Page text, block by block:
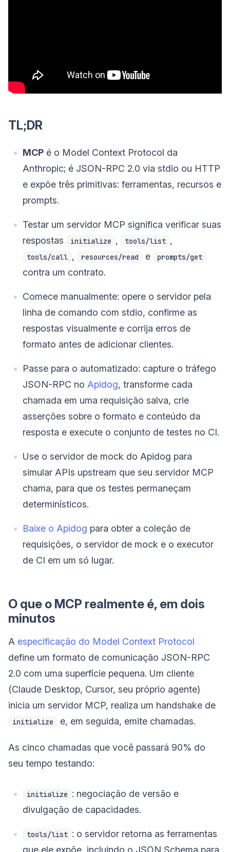
TL;DR
MCP é o Model Context Protocol da
Anthropic; é JSON-RPC 2.0 via stdio ou HTTP
e expõe três primitivas: ferramentas, recursos e
prompts.
Testar um servidor MCP significa verificar suas
respostas
initialize , tools/list ,
tools/call , resources/read e prompts/get
contra um contrato.
Comece manualmente: opere o servidor pela
linha de comando com stdio, confirme as
respostas visualmente e corrija erros de
formato antes de adicionar clientes.
Passe para o automatizado: capture o tráfego
JSON-RPC no Apidog, transforme cada
chamada em uma requisição salva, crie
asserções sobre o formato e conteúdo da
resposta e execute o conjunto de testes no CI.
Use o servidor de mock do Apidog para
simular APIs upstream que seu servidor MCP
chama, para que os testes permaneçam
determinísticos.
Baixe o Apidog para obter a coleção de
requisições, o servidor de mock e o executor
de CI em um só lugar.
O que o MCP realmente é, em dois
minutos
A especificação do Model Context Protocol
define um formato de comunicação JSON-RPC
2.0 com uma superfície pequena. Um cliente
(Claude Desktop, Cursor, seu próprio agente)
inicia um servidor MCP, realiza um handshake de
initialize e, em seguida, emite chamadas.
As cinco chamadas que você passará 90% do
seu tempo testando:
initialize : negociação de versão e
divulgação de capacidades.
tools/list : o servidor retorna as ferramentas
que ele expõe, incluindo o JSON Schema para